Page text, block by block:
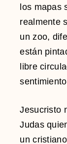
los mapas
realmente
un zoo,
están
libre
Jesucristo
Judas
un